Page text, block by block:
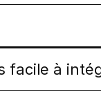
facile à